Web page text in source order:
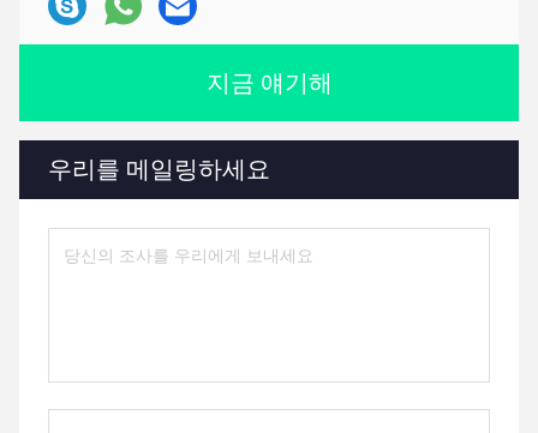
지금 얘기해
우리를 메일링하세요